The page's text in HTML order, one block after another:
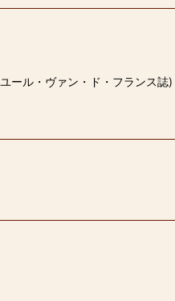
ル・ヴァン・ド・フランス誌